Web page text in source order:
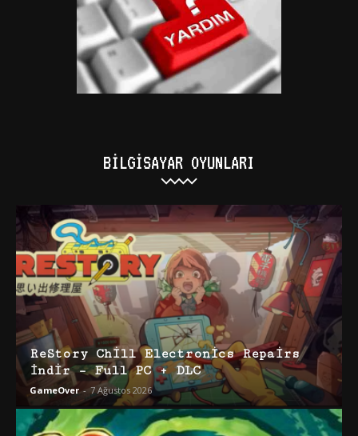
BILGISAYAR OYUNLARI
ReStory Chill Electronics Repairs
İndir – Full PC + DLC
GameOver - 7 Ağustos 2026